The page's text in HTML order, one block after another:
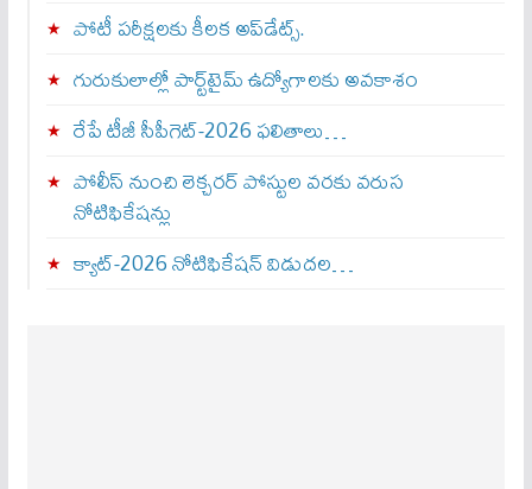
పోటీ పరీక్షలకు కీలక అప్‌డేట్స్.
గురుకులాల్లో పార్ట్‌టైమ్ ఉద్యోగాలకు అవకాశం
రేపే టీజీ సీపీగెట్‌-2026 ఫలితాలు…
పోలీస్ నుంచి లెక్చరర్ పోస్టుల వరకు వరుస
నోటిఫికేషన్లు
క్యాట్-2026 నోటిఫికేషన్ విడుదల…